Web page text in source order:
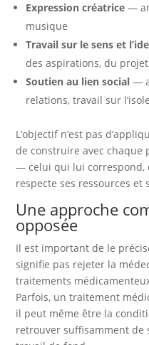
Expression créatrice —
musique
Travail sur le sens et
des aspirations, du
Soutien au lien social —
relations, travail sur
L’objectif n’est pas
de construire avec chaque
— celui qui lui correspond,
respecte ses ressources et
Une approche
opposée
Il est important de le
signifie pas rejeter la
traitements
Parfois, un traitement
il peut même être la
retrouver suffisamment de